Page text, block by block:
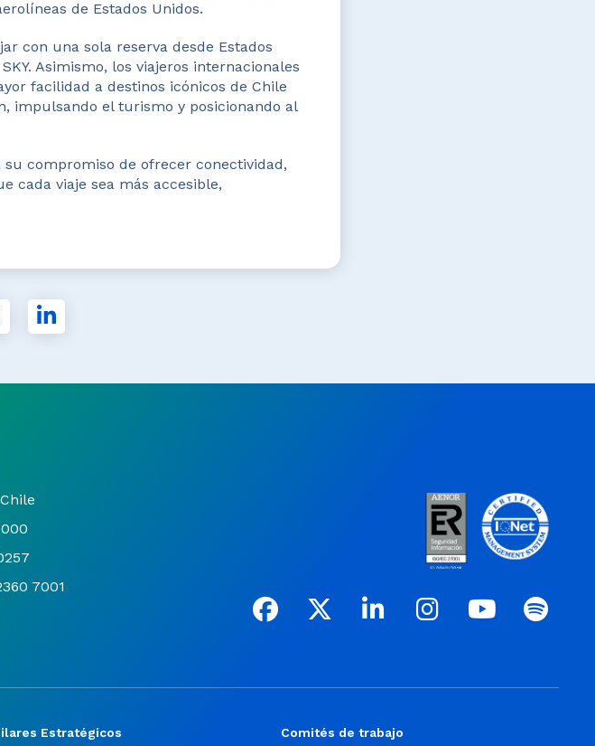
de Estados Unidos.
con una sola reserva desde Estados
Asimismo, los viajeros internacionales
facilidad a destinos icónicos de Chile
impulsando el turismo y posicionando al
compromiso de ofrecer conectividad,
cada viaje sea más accesible,
7001
Estratégicos Comités de trabajo